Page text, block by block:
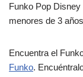
Funko Pop Disney
menores de 3
Encuentra el
Funko.